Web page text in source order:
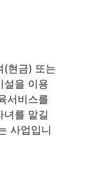
(현금) 또는
설을 이용
서비스를
녀를 맡길
사업입니